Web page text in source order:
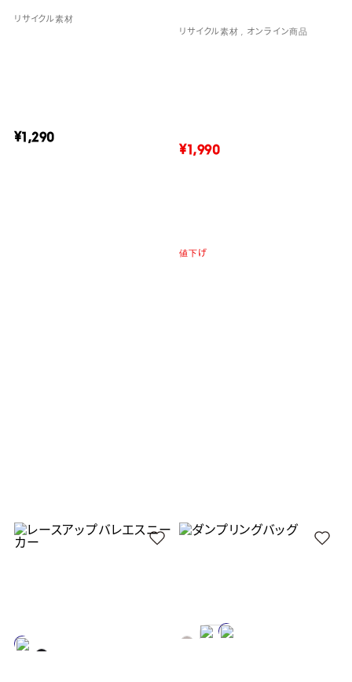
リサイクル素材
¥1,290
リサイクル素材 オンライン商品
¥1,990
値下げ